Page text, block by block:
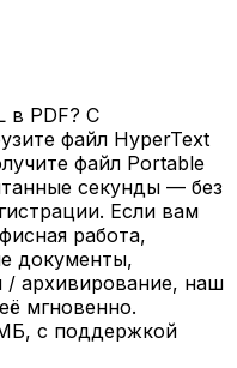
в PDF? С
файл HyperText
файл Portable
секунды — без
Если вам
работа,
документы,
/ архивирование, наш
мгновенно.
с поддержкой